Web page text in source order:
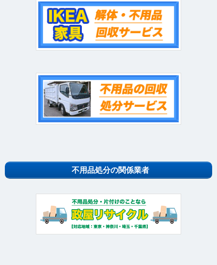
不用品処分の関係業者